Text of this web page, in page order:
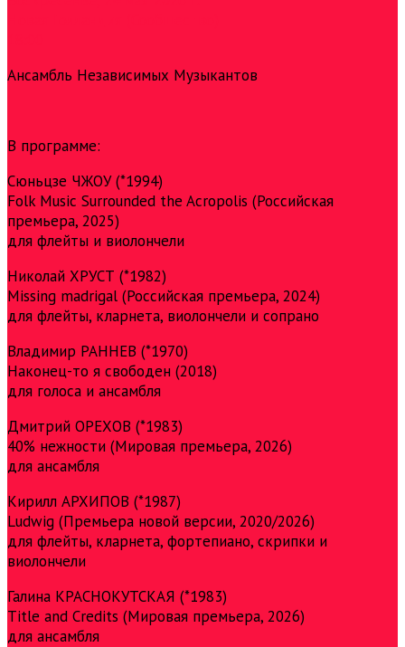
Ансамбль Независимых Музыкантов
В программе:
Сюньцзе ЧЖОУ (*1994)
Folk Music Surrounded the Acropolis (Российская
премьера, 2025)
для флейты и виолончели
Николай ХРУСТ (*1982)
Missing madrigal (Российская премьера, 2024)
для флейты, кларнета, виолончели и сопрано
Владимир РАННЕВ (*1970)
Наконец-то я свободен (2018)
для голоса и ансамбля
Дмитрий ОРЕХОВ (*1983)
40% нежности (Мировая премьера, 2026)
для ансамбля
Кирилл АРХИПОВ (*1987)
Ludwig (Премьера новой версии, 2020/2026)
для флейты, кларнета, фортепиано, скрипки и
виолончели
Галина КРАСНОКУТСКАЯ (*1983)
Title and Credits (Мировая премьера, 2026)
для ансамбля